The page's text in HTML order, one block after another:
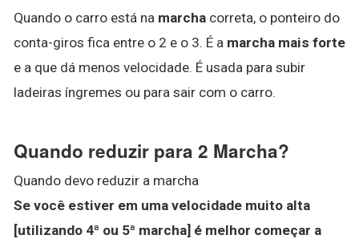
Quando o carro está na marcha correta, o ponteiro do
conta-giros fica entre o 2 e o 3. É a marcha mais forte
e a que dá menos velocidade. É usada para subir
ladeiras íngremes ou para sair com o carro.
Quando reduzir para 2 Marcha?
Quando devo reduzir a marcha
Se você estiver em uma velocidade muito alta
[utilizando 4ª ou 5ª marcha] é melhor começar a